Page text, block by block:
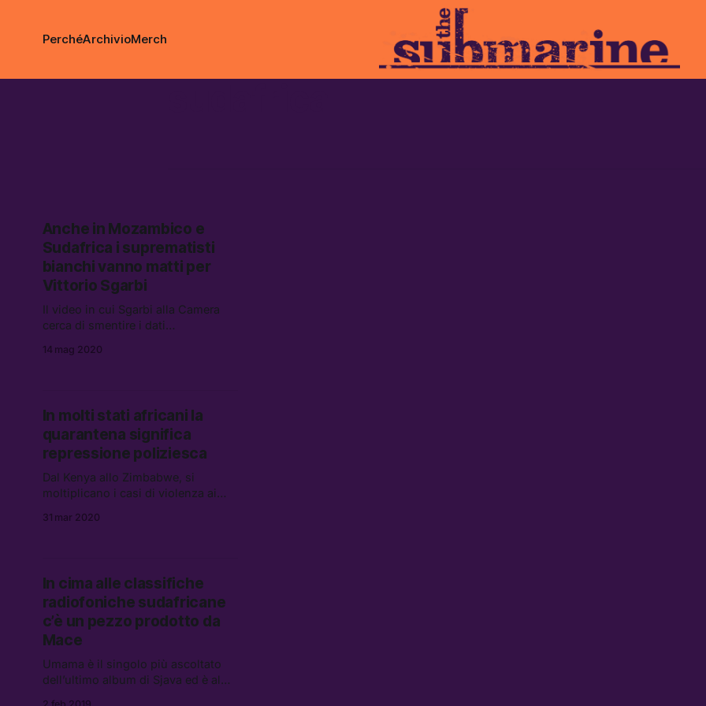
PerchéArchivioMerch
Anche in Mozambico e
Sudafrica i suprematisti
bianchi vanno matti per
Vittorio Sgarbi
Il video in cui Sgarbi alla Camera
cerca di smentire i dati
all’estrema destra sudafricana, che
14 mag 2020
In molti stati africani la
quarantena significa
repressione poliziesca
Dal Kenya allo Zimbabwe, si
moltiplicano i casi di violenza ai
rispettano — ma che spesso,
31 mar 2020
In cima alle classifiche
radiofoniche sudafricane
c’è un pezzo prodotto da
Mace
Umama è il singolo più ascoltato
dell’ultimo album di Sjava ed è al